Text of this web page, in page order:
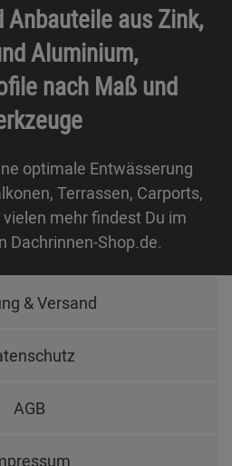
Anbauteile aus Zink,
Aluminium,
nach Maß und
optimale Entwässerung
Terrassen, Carports,
mehr findest Du im
Dachrinnen-Shop.de.
& Versand
AGB